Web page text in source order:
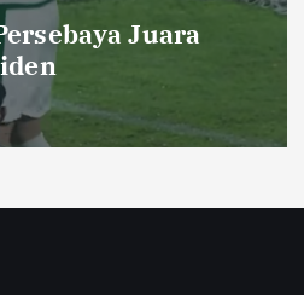
Juara